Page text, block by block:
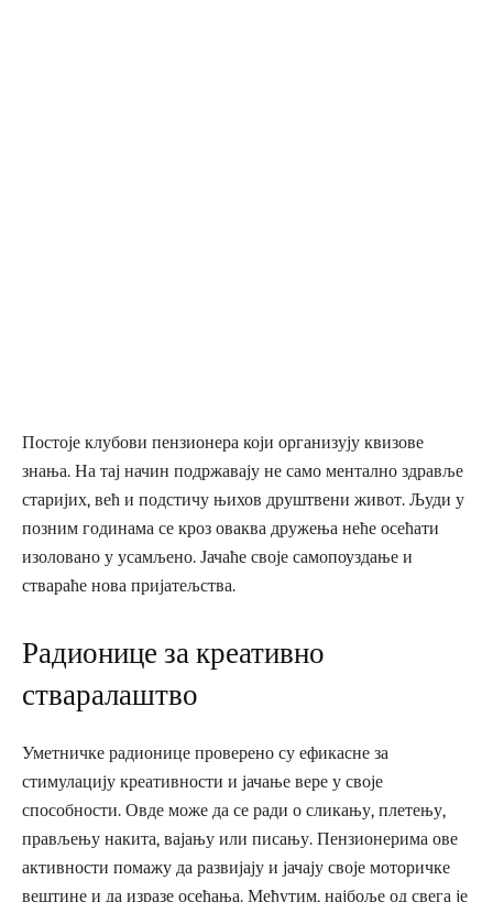
Постоје клубови пензионера који организују квизове
знања. На тај начин подржавају не само ментално здравље
старијих, већ и подстичу њихов друштвени живот. Људи у
позним годинама се кроз оваква дружења неће осећати
изоловано у усамљено. Јачаће своје самопоуздање и
ствараће нова пријатељства.
Радионице за креативно
стваралаштво
Уметничке радионице проверено су ефикасне за
стимулацију креативности и јачање вере у своје
способности. Овде може да се ради о сликању, плетењу,
прављењу накита, вајању или писању. Пензионерима ове
активности помажу да развијају и јачају своје моторичке
вештине и да изразе осећања. Међутим, најбоље од свега је